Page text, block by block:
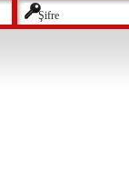
Şifre